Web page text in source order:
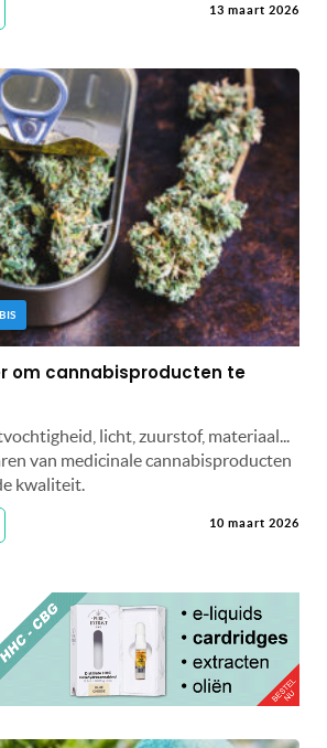
13 maart 2026
om cannabisproducten te
licht, zuurstof, materiaal...
van medicinale cannabisproducten
kwaliteit.
10 maart 2026